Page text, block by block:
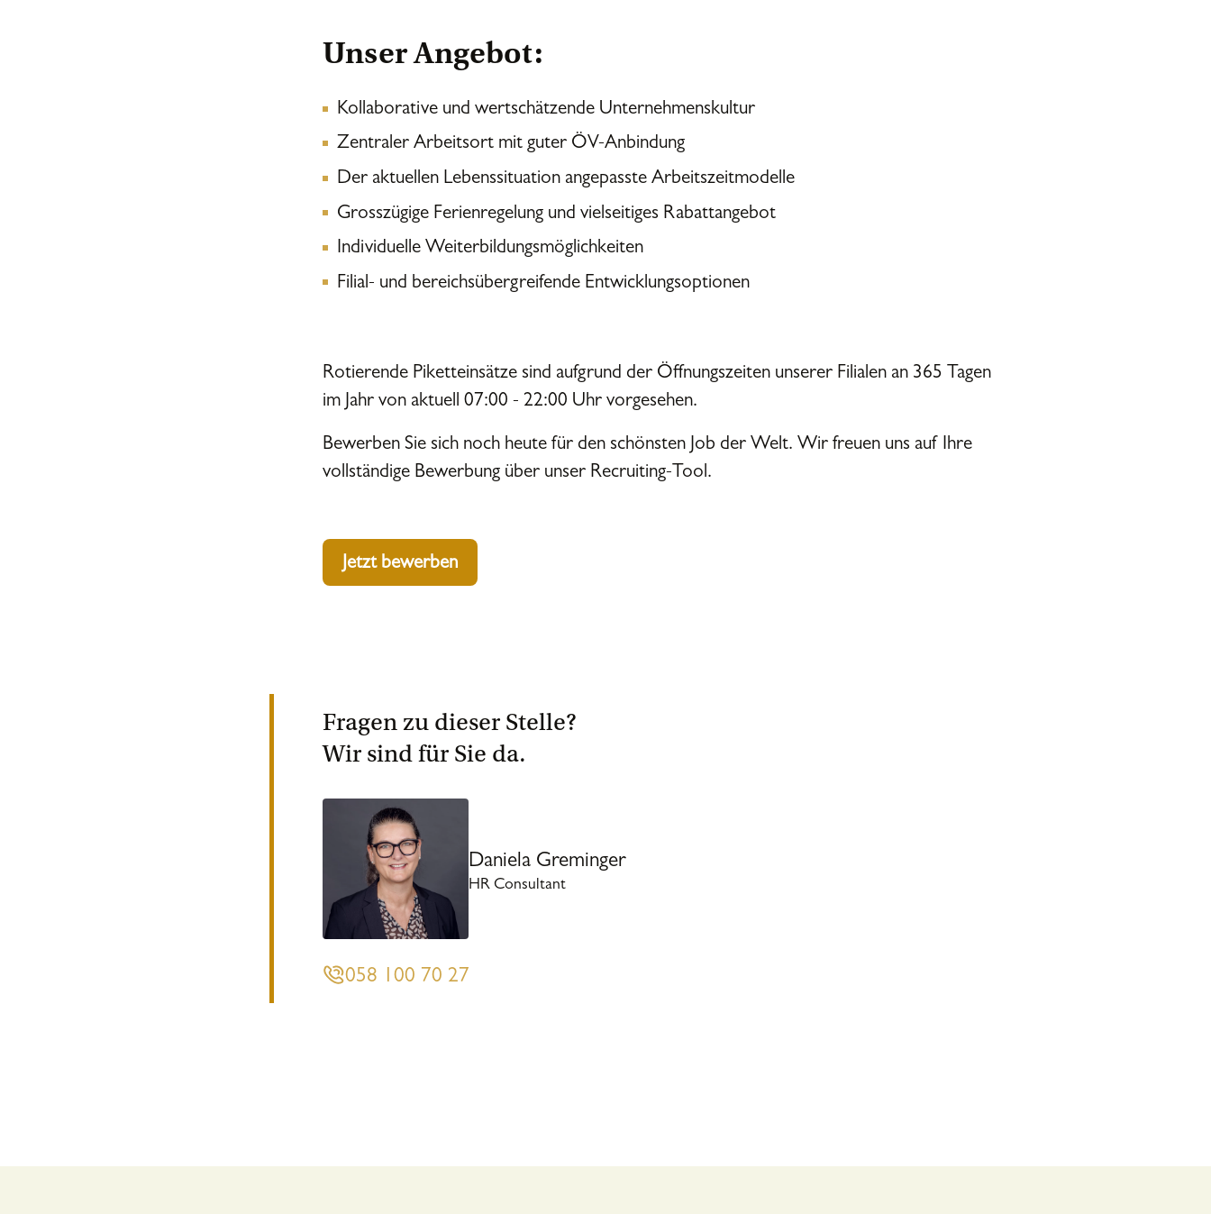
Unser Angebot:
Kollaborative und wertschätzende Unternehmenskultur
Zentraler Arbeitsort mit guter ÖV-Anbindung
Der aktuellen Lebenssituation angepasste Arbeitszeitmodelle
Grosszügige Ferienregelung und vielseitiges Rabattangebot
Individuelle Weiterbildungsmöglichkeiten
Filial- und bereichsübergreifende Entwicklungsoptionen
Rotierende Piketteinsätze sind aufgrund der Öffnungszeiten unserer Filialen an 365 Tagen
im Jahr von aktuell 07:00 - 22:00 Uhr vorgesehen.
Bewerben Sie sich noch heute für den schönsten Job der Welt. Wir freuen uns auf Ihre
vollständige Bewerbung über unser Recruiting-Tool.
Jetzt bewerben
Fragen zu dieser Stelle?
Wir sind für Sie da.
Daniela Greminger
HR Consultant
058 100 70 27